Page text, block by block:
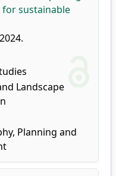
sustainable
Landscape
Planning and